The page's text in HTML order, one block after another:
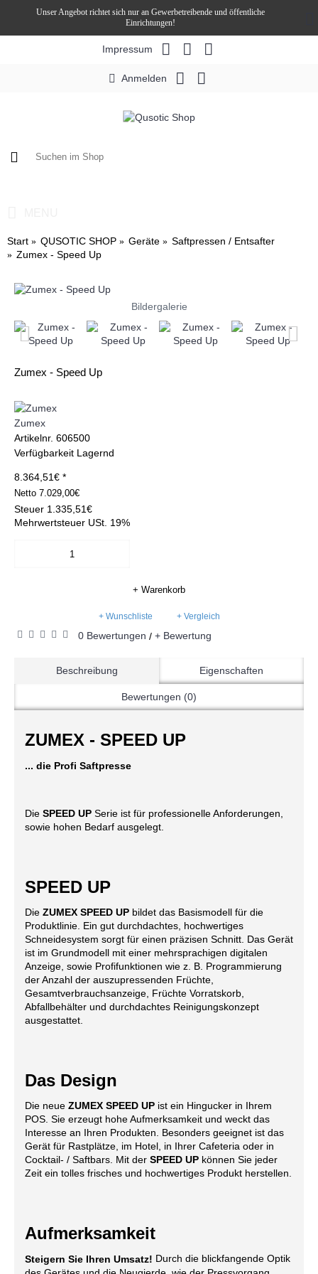
Unser Angebot richtet sich nur an Gewerbetreibende und öffentliche
Einrichtungen!
Impressum
Anmelden
Start QUSOTIC SHOP Geräte
Saftpressen / Entsafter
Zumex - Speed Up
Bildergalerie
Zumex - Speed Up
Zumex
Artikelnr. 606500
Verfügbarkeit Lagernd
8.364,51€ *
Netto 7.029,00€
Steuer 1.335,51€
Mehrwertsteuer USt. 19%
+ Warenkorb
+ Wunschliste + Vergleich
0 Bewertungen / + Bewertung
Beschreibung Eigenschaften
Bewertungen (0)
ZUMEX - SPEED UP
... die Profi Saftpresse
Die SPEED UP Serie ist für professionelle Anforderungen,
sowie hohen Bedarf ausgelegt.
SPEED UP
Die ZUMEX SPEED UP bildet das Basismodell für die
Produktlinie. Ein gut durchdachtes, hochwertiges
Schneidesystem sorgt für einen präzisen Schnitt. Das Gerät
ist im Grundmodell mit einer mehrsprachigen digitalen
Anzeige, sowie Profifunktionen wie z. B. Programmierung
der Anzahl der auszupressenden Früchte,
Gesamtverbrauchsanzeige, Früchte Vorratskorb,
Abfallbehälter und durchdachtes Reinigungskonzept
ausgestattet.
Das Design
Die neue ZUMEX SPEED UP ist ein Hingucker in Ihrem
POS. Sie erzeugt hohe Aufmerksamkeit und weckt das
Interesse an Ihren Produkten. Besonders geeignet ist das
Gerät für Rastplätze, im Hotel, in Ihrer Cafeteria oder in
Cocktail- / Saftbars. Mit der SPEED UP können Sie jeder
Zeit ein tolles frisches und hochwertiges Produkt herstellen.
Aufmerksamkeit
Steigern Sie Ihren Umsatz! Durch die blickfangende Optik